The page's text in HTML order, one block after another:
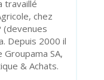
travaillé
chez
(devenues
Depuis 2000 il
SA,
& Achats.